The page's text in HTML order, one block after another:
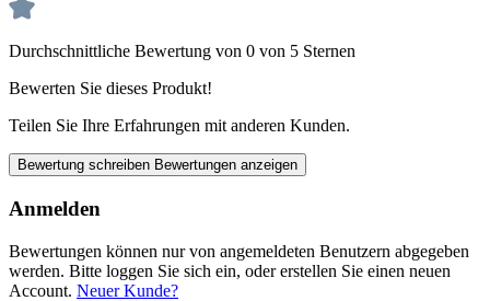
Durchschnittliche Bewertung von 0 von 5 Sternen
Bewerten Sie dieses Produkt!
Teilen Sie Ihre Erfahrungen mit anderen Kunden.
Bewertung schreiben Bewertungen anzeigen
Anmelden
Bewertungen können nur von angemeldeten Benutzern abgegeben
werden. Bitte loggen Sie sich ein, oder erstellen Sie einen neuen
Account. Neuer Kunde?